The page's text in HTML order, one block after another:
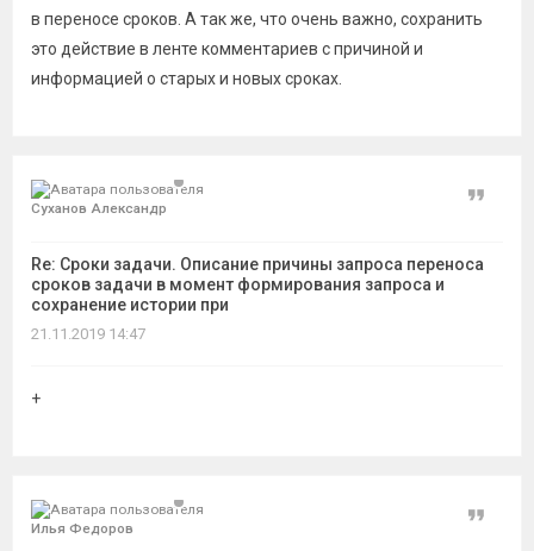
в переносе сроков. А так же, что очень важно, сохранить
это действие в ленте комментариев с причиной и
информацией о старых и новых сроках.
Суханов Александр
Re: Сроки задачи. Описание причины запроса переноса
сроков задачи в момент формирования запроса и
сохранение истории при
Цитата
21.11.2019 14:47
+
Илья Федоров
Цитата